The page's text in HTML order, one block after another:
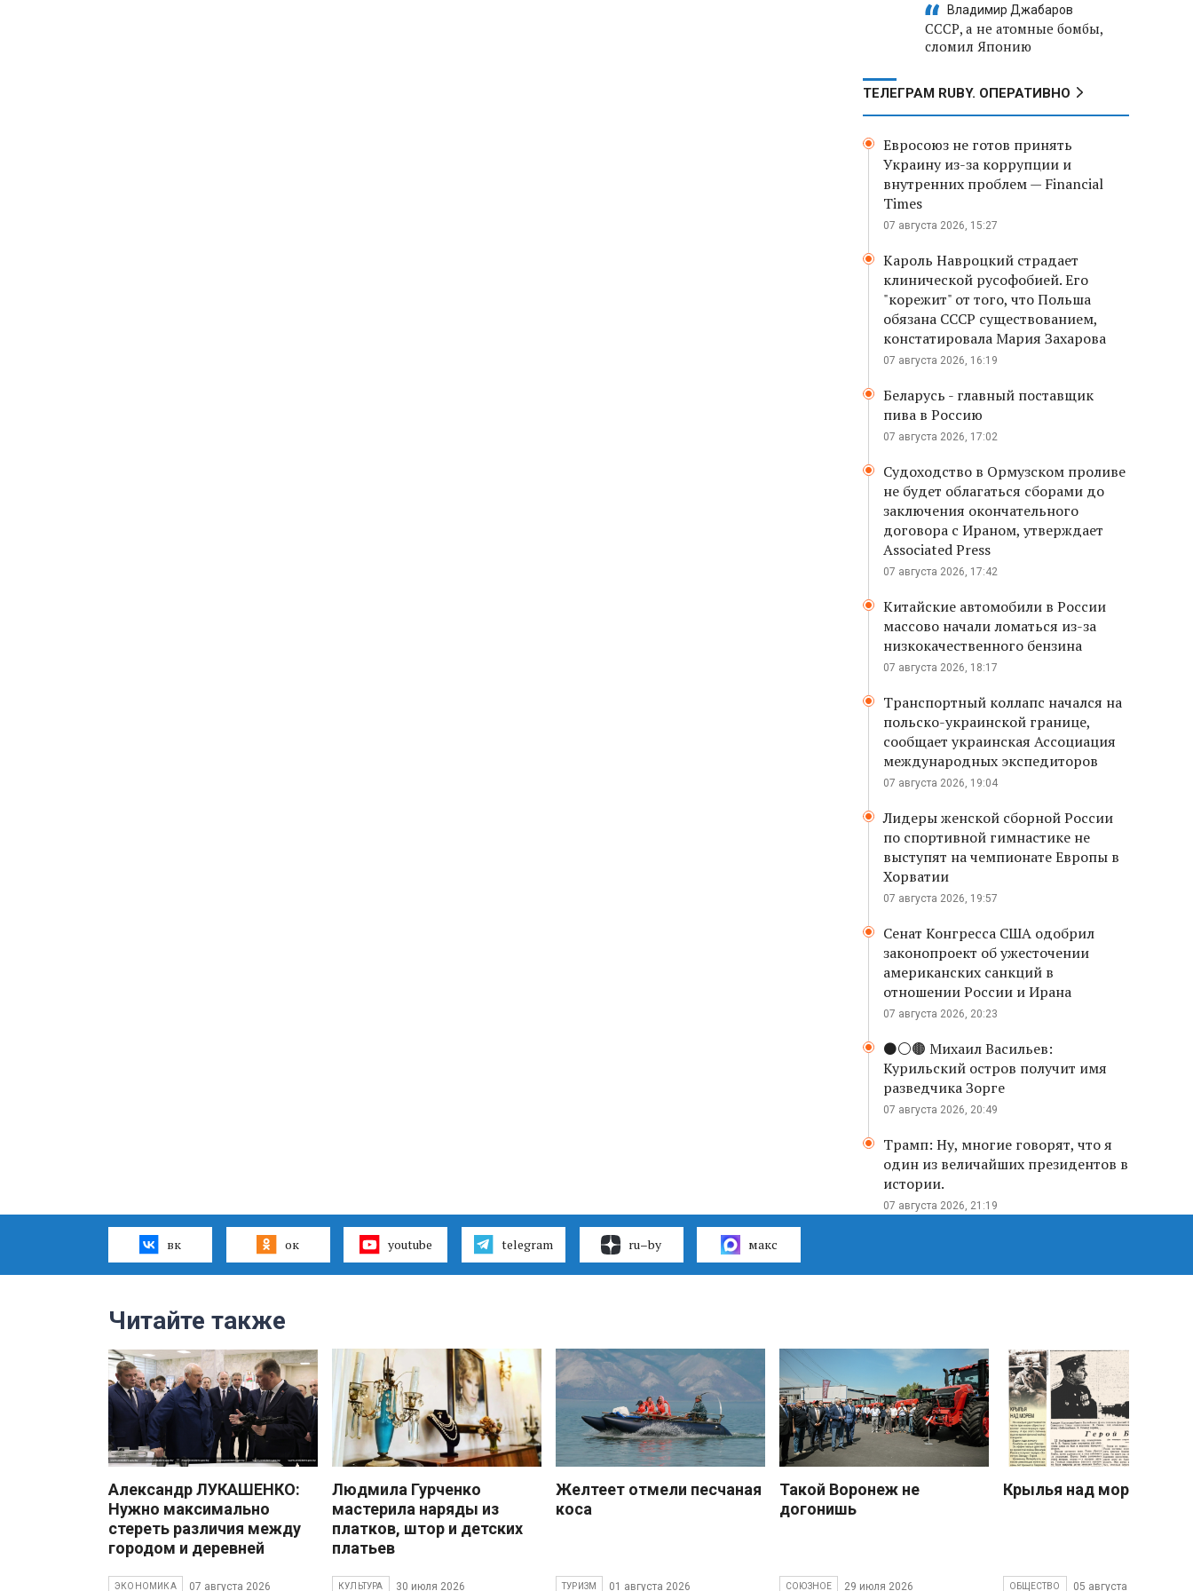
Владимир Джабаров
СССР, а не атомные бомбы,
сломил Японию
ТЕЛЕГРАМ RUBY. ОПЕРАТИВНО
Евросоюз не готов принять
Украину из-за коррупции и
внутренних проблем — Financial
Times
07 августа 2026, 15:27
Кароль Навроцкий страдает
клинической русофобией. Его
"корежит" от того, что Польша
обязана СССР существованием,
констатировала Мария Захарова
07 августа 2026, 16:19
Беларусь - главный поставщик
пива в Россию
07 августа 2026, 17:02
Судоходство в Ормузском проливе
не будет облагаться сборами до
заключения окончательного
договора с Ираном, утверждает
Associated Press
07 августа 2026, 17:42
Китайские автомобили в России
массово начали ломаться из-за
низкокачественного бензина
07 августа 2026, 18:17
Транспортный коллапс начался на
польско-украинской границе,
сообщает украинская Ассоциация
международных экспедиторов
07 августа 2026, 19:04
Лидеры женской сборной России
по спортивной гимнастике не
выступят на чемпионате Европы в
Хорватии
07 августа 2026, 19:57
Сенат Конгресса США одобрил
законопроект об ужесточении
американских санкций в
отношении России и Ирана
07 августа 2026, 20:23
⚫️⚪️🟤 Михаил Васильев:
Курильский остров получит имя
разведчика Зорге
07 августа 2026, 20:49
Трамп: Ну, многие говорят, что я
один из величайших президентов в
истории.
07 августа 2026, 21:19
вк ок youtube telegram ru–by макс
Читайте также
Александр ЛУКАШЕНКО:
Нужно максимально
стереть различия между
городом и деревней
ЭКОНОМИКА 07 августа 2026
Людмила Гурченко
мастерила наряды из
платков, штор и детских
платьев
КУЛЬТУРА 30 июля 2026
Желтеет отмели песчаная
коса
ТУРИЗМ 01 августа 2026
Такой Воронеж не
догонишь
СОЮЗНОЕ 29 июля 2026
Крылья над морем
ОБЩЕСТВО 05 августа 2026